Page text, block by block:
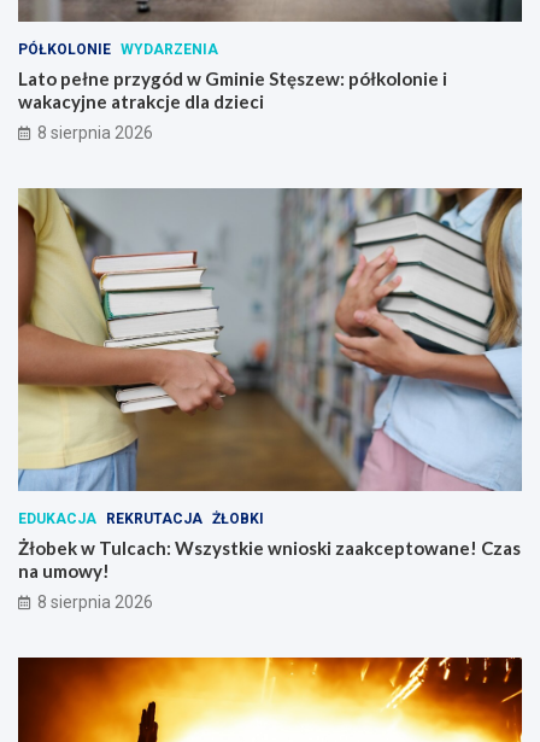
i
e
i
w
a
k
y
t
a
k
c
d
a
d
z
i
i
PÓŁKOLONIE WYDARZENIA
Lato pełne przygód w Gminie Stęszew: półkolonie i
wakacyjne atrakcje dla dzieci
8 sierpnia 2026
EDUKACJA REKRUTACJA ŻŁOBKI
Żłobek w Tulcach: Wszystkie wnioski zaakceptowane! Czas
na umowy!
8 sierpnia 2026